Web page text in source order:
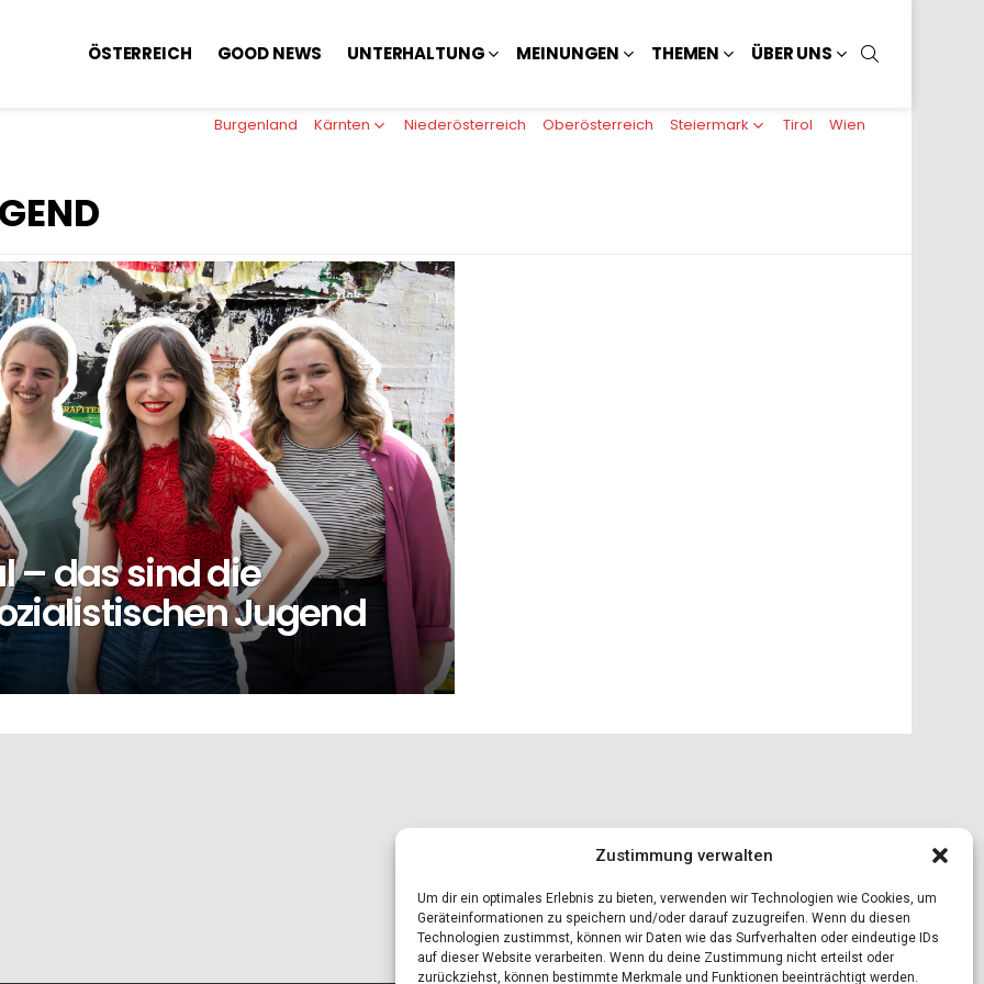
Zustimmung verwalten
Um dir ein optimales Erlebnis zu bieten, verwenden wir Technologien wie Cookies, um
Geräteinformationen zu speichern und/oder darauf zuzugreifen. Wenn du diesen
Technologien zustimmst, können wir Daten wie das Surfverhalten oder eindeutige IDs
auf dieser Website verarbeiten. Wenn du deine Zustimmung nicht erteilst oder
zurückziehst, können bestimmte Merkmale und Funktionen beeinträchtigt werden.
ÖSTERREICH GOOD NEWS UNTERHALTUNG MEINUNGEN THEMEN ÜBER UNS
Burgenland Kärnten Niederösterreich Oberösterreich Steiermark Tirol Wien
– das sind die
Jugend